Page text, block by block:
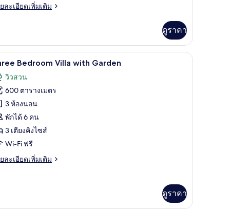
ละเอียดเพิ่มเติม
ดูราคา
ารีด/โต๊ะรีดผ้า
มหาสมุทร
พถ่าย
หมด
ง
Three Bedroom Villa with Garden | เครื่อง
12 Bedroom Villa with Garden
วิวสวน
600 ตารางเมตร
3 ห้องนอน
พักได้ 6 คน
3 เตียงคิงไซส์
Wi-Fi ฟรี
ละเอียดเพิ่มเติม
ดูราคา